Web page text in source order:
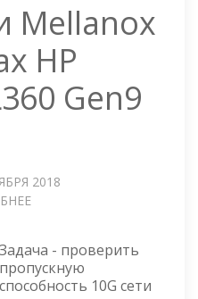
Mellanox
HP
Gen9
2018
SFP+
ПЛАТЫ
HP
Задача - проверить
пропускную
способность 10G сети